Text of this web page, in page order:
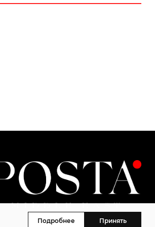
Подробнее Принять